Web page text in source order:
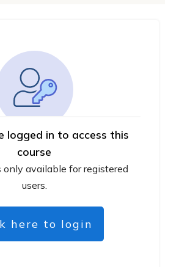
logged in to access this
course
only available for registered
users.
here to login